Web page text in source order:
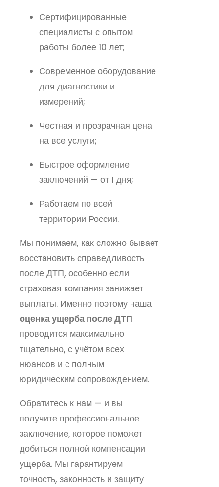
Сертифицированные
специалисты с опытом
работы более 10 лет;
Современное оборудование
для диагностики и
измерений;
Честная и прозрачная цена
на все услуги;
Быстрое оформление
заключений — от 1 дня;
Работаем по всей
территории России.
Мы понимаем, как сложно бывает
восстановить справедливость
после ДТП, особенно если
страховая компания занижает
выплаты. Именно поэтому наша
оценка ущерба после ДТП
проводится максимально
тщательно, с учётом всех
нюансов и с полным
юридическим сопровождением.
Обратитесь к нам — и вы
получите профессиональное
заключение, которое поможет
добиться полной компенсации
ущерба. Мы гарантируем
точность, законность и защиту